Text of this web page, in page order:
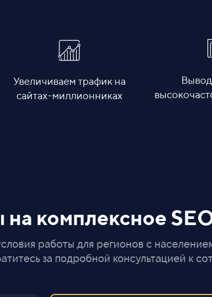
Увеличиваем трафик на
сайтах-миллионниках
комплексное
работы для регионов с
за подробной консультацией к